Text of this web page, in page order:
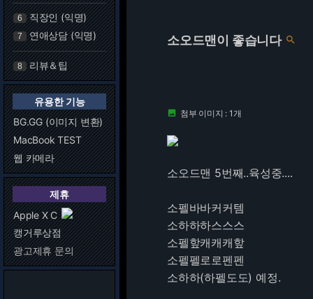
6 직장인 (익명)
7 연애상담 (익명)
8 리뷰＆팁
유용한 기능
BG.GG (이미지 변환)
MacBook TEST
웹 카메라
제휴
Apple X C
캥거루상점
광고제휴 문의
소오드맨이 좋습니다 
 첨부 이미지 : 1개
소오드맨 5번째..육성중....
소펠바바커커템
소하하하스스스
소펠핲캐캐캐핲
소펠펠로로펜펜
소하하(하펠도도) 예정.